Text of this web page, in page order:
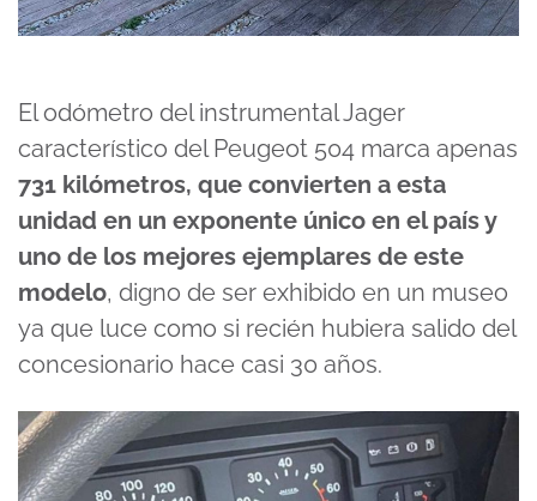
El odómetro del instrumental Jager
característico del Peugeot 504 marca apenas
731 kilómetros, que convierten a esta
unidad en un exponente único en el país y
uno de los mejores ejemplares de este
modelo, digno de ser exhibido en un museo
ya que luce como si recién hubiera salido del
concesionario hace casi 30 años.